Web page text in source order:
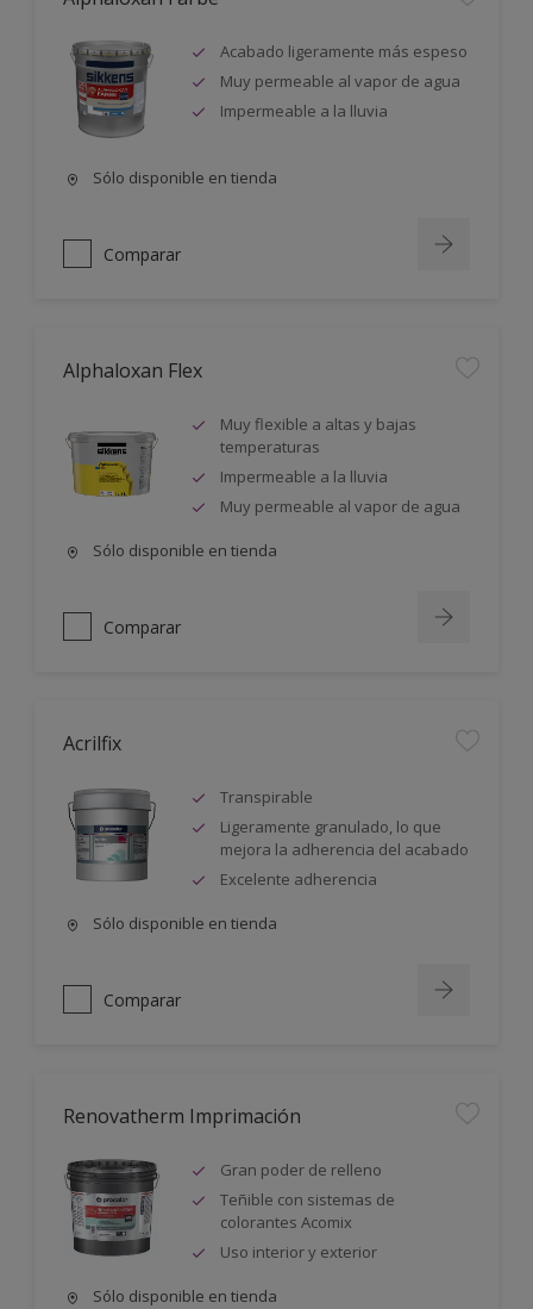
Acabado ligeramente más espeso
Muy permeable al vapor de agua
Impermeable a la lluvia
Sólo disponible en tienda
Comparar
Alphaloxan Flex
Muy flexible a altas y bajas
temperaturas
Impermeable a la lluvia
Muy permeable al vapor de agua
Sólo disponible en tienda
Comparar
Acrilfix
Transpirable
Ligeramente granulado, lo que
mejora la adherencia del acabado
Excelente adherencia
Sólo disponible en tienda
Comparar
Renovatherm Imprimación
Gran poder de relleno
Teñible con sistemas de
colorantes Acomix
Uso interior y exterior
Sólo disponible en tienda